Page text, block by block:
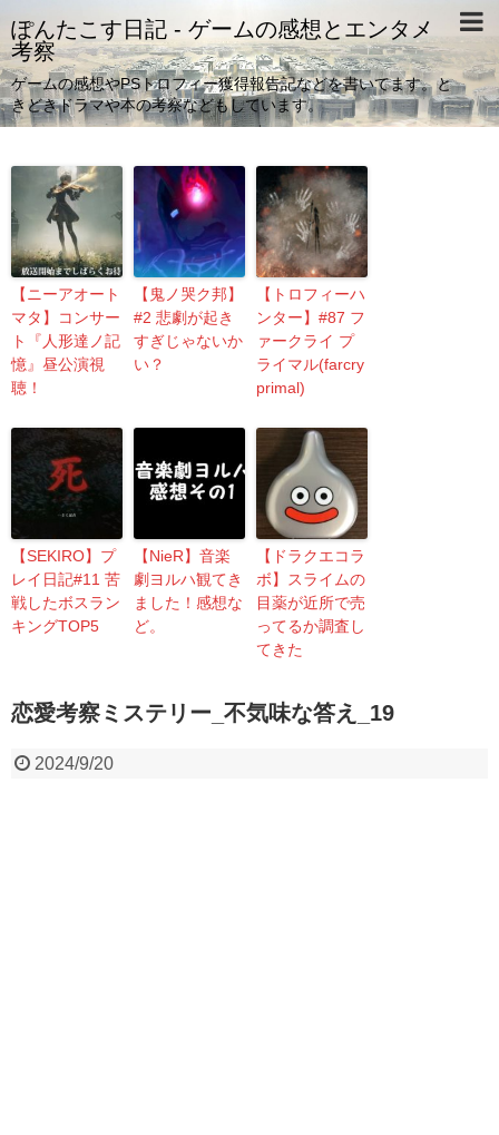
ぽんたこす日記 - ゲームの感想とエンタメ
考察
ゲームの感想やPSトロフィー獲得報告記などを書いてます。と
きどきドラマや本の考察などもしています。
【ニーアオート
マタ】コンサー
ト『人形達ノ記
憶』昼公演視
聴！
【鬼ノ哭ク邦】
#2 悲劇が起き
すぎじゃないか
い？
【トロフィーハ
ンター】#87 フ
ァークライ プ
ライマル(farcry
primal)
【SEKIRO】プ
レイ日記#11 苦
戦したボスラン
キングTOP5
【NieR】音楽
劇ヨルハ観てき
ました！感想な
ど。
【ドラクエコラ
ボ】スライムの
目薬が近所で売
ってるか調査し
てきた
恋愛考察ミステリー_不気味な答え_19
2024/9/20